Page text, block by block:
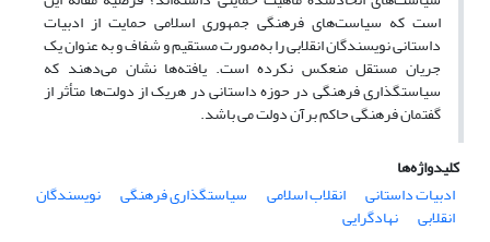
است که سیاست‌های فرهنگی جمهوری اسلامی حمایت از ادبیات
داستانی نویسندگان انقلابی را به‌صورت مستقیم و شفاف و به عنوان یک
جریان مستقل منعکس نکرده است. یافته‌ها نشان می‌دهند که
سیاستگذاری فرهنگی در حوزه داستانی در هریک از دولت‌ها متأثر از
گفتمان فرهنگی حاکم برآن دولت می باشد.
کلیدواژه‌ها
ادبیات داستانی
انقلاب اسلامی سیاستگذاری فرهنگی نویسندگان
انقلابی نهادگرایی